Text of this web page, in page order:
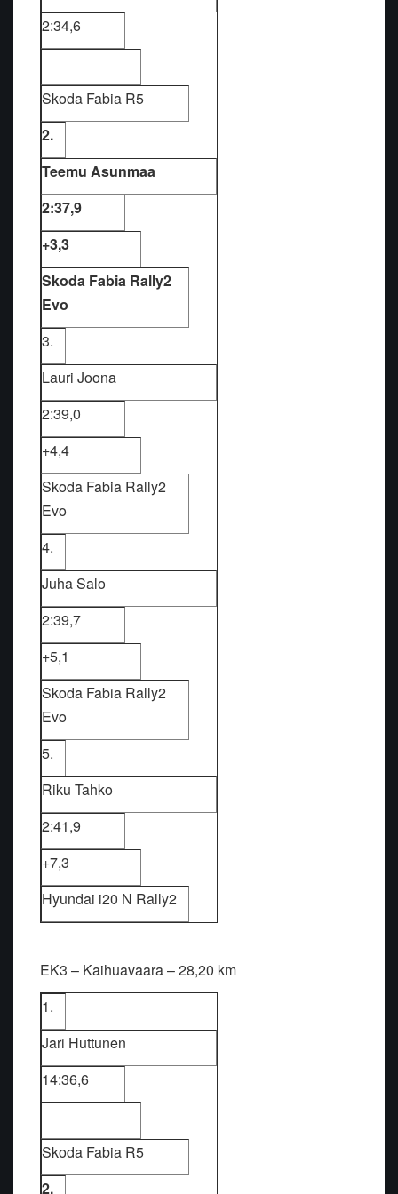
2:34,6
Skoda Fabia R5
2.
Teemu Asunmaa
2:37,9
+3,3
Skoda Fabia Rally2
Evo
3.
Lauri Joona
2:39,0
+4,4
Skoda Fabia Rally2
Evo
4.
Juha Salo
2:39,7
+5,1
Skoda Fabia Rally2
Evo
5.
Riku Tahko
2:41,9
+7,3
Hyundai i20 N Rally2
EK3 – Kaihuavaara – 28,20 km
1.
Jari Huttunen
14:36,6
Skoda Fabia R5
2.